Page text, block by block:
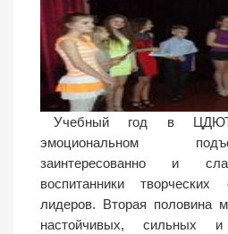
Учебный год в
эмоциональном
заинтересованно и
воспитанники
лидеров. Вторая половина
настойчивых, сильных